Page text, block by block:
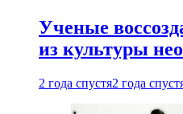
Ученые
из культуры
2 года спустя2 года